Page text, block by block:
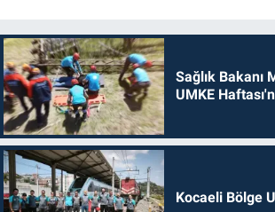
Sağlık Bakanı
UMKE
Kocaeli Bölge